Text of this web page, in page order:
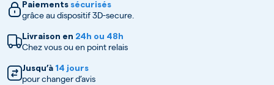
Paiements sécurisés
grâce au dispositif 3D-secure.
Livraison en 24h ou 48h
Chez vous ou en point relais
Jusqu’à 14 jours
pour changer d’avis